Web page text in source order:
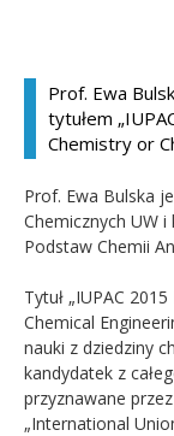
Absolwent
Prof. Ewa
tytułem
Chemistry or
Prof. Ewa Bulska
Chemicznych UW
Podstaw Chemii
Tytuł „IUPAC
Chemical
nauki z dziedziny
kandydatek z
przyznawane
„International